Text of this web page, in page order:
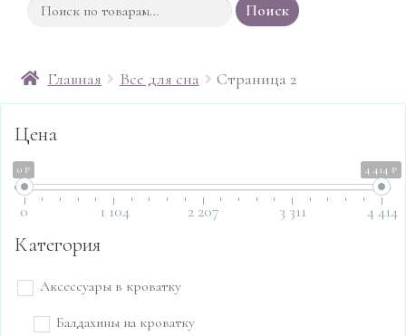
Поиск
Главная Все для сна Страница 2
Цена
0 ₽ 4 414 ₽
0 1 104 2 207 3 311 4 414
Категория
Аксессуары в кроватку
Балдахины на кроватку